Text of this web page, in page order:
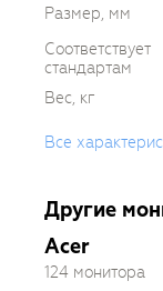
Размер, мм
Соответствует
стандартам
Вес, кг
Все
Другие
Acer
124 монитора